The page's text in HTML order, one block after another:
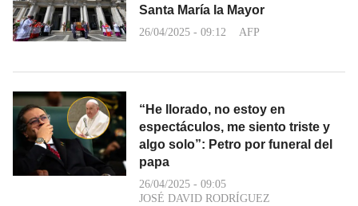
Santa María la Mayor
26/04/2025 - 09:12 AFP
“He llorado, no estoy en
espectáculos, me siento triste y
algo solo”: Petro por funeral del
papa
26/04/2025 - 09:05
JOSÉ DAVID RODRÍGUEZ